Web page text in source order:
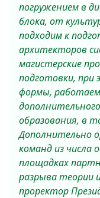
погружением в
блока, от
подходим к
архитекторов
магистерские
подготовки, при
формы,
образования, в
Дополнительно
команд из числа
площадках
разрыва теории
проректор